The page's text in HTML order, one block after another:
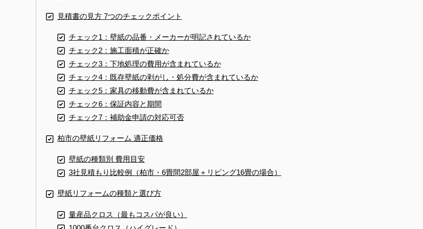
見積書の見方 7つのチェックポイント
チェック1：壁紙の品番・メーカーが明記されているか
チェック2：施工面積が正確か
チェック3：下地処理の費用が含まれているか
チェック4：既存壁紙の剥がし・処分費が含まれているか
チェック5：家具の移動費が含まれているか
チェック6：保証内容と期間
チェック7：補助金申請の対応可否
柏市の壁紙リフォーム 適正価格
壁紙の種類別 費用目安
3社見積もり比較例（柏市・6畳間2部屋＋リビング16畳の場合）
壁紙リフォームの種類と選び方
量産品クロス（最もコスパが良い）